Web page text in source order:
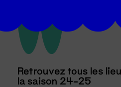
Retrouvez tous les
la saison 24-25